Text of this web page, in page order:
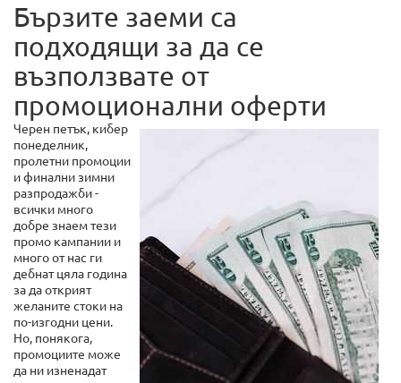
Бързите заеми са
подходящи за да се
възползвате от
промоционални оферти
Черен петък, кибер
понеделник,
пролетни промоции
и финални зимни
разпродажби -
всички много
добре знаем тези
промо кампании и
много от нас ги
дебнат цяла година
за да открият
желаните стоки на
по-изгодни цени.
Но, понякога,
промоциите може
да ни изненадат